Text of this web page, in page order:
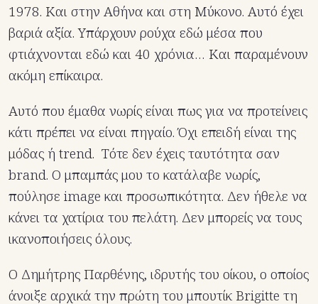
1978. Και στην Αθήνα και στη Μύκονο. Αυτό έχει
βαριά αξία. Υπάρχουν ρούχα εδώ μέσα που
φτιάχνονται εδώ και 40 χρόνια… Και παραμένουν
ακόμη επίκαιρα.
Αυτό που έμαθα νωρίς είναι πως για να προτείνεις
κάτι πρέπει να είναι πηγαίο. Όχι επειδή είναι της
μόδας ή trend. Τότε δεν έχεις ταυτότητα σαν
brand. Ο μπαμπάς μου το κατάλαβε νωρίς,
πούλησε image και προσωπικότητα. Δεν ήθελε να
κάνει τα χατίρια του πελάτη. Δεν μπορείς να τους
ικανοποιήσεις όλους.
Ο Δημήτρης Παρθένης, ιδρυτής του οίκου, ο οποίος
άνοιξε αρχικά την πρώτη του μπουτίκ Brigitte τη